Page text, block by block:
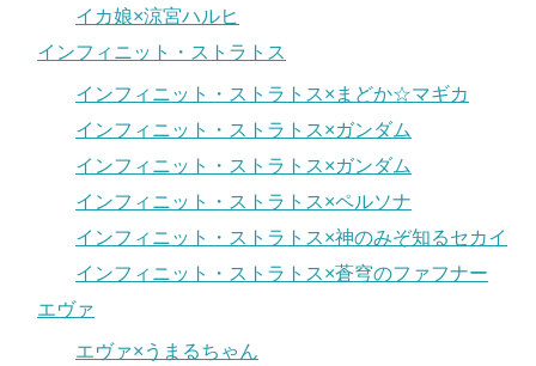
イカ娘×涼宮ハルヒ
インフィニット・ストラトス
インフィニット・ストラトス×まどか☆マギカ
インフィニット・ストラトス×ガンダム
インフィニット・ストラトス×ガンダム
インフィニット・ストラトス×ペルソナ
インフィニット・ストラトス×神のみぞ知るセカイ
インフィニット・ストラトス×蒼穹のファフナー
エヴァ
エヴァ×うまるちゃん